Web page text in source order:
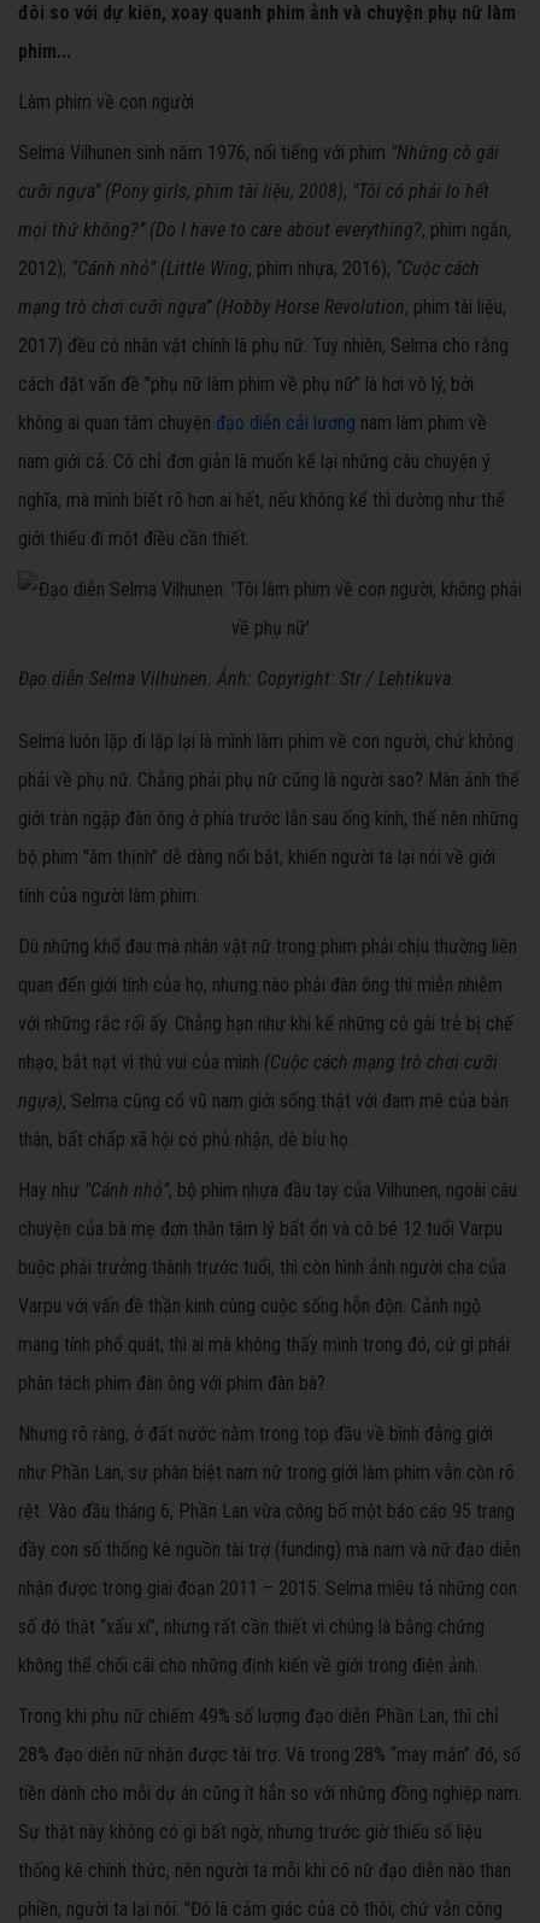
đôi so với dự kiến, xoay quanh phim ảnh và chuyện phụ nữ làm
phim...
Làm phim về con người
Selma Vilhunen sinh năm 1976, nổi tiếng với phim "Những cô gái
cưỡi ngựa” (Pony girls, phim tài liệu, 2008), "Tôi có phải lo hết
mọi thứ không?” (Do I have to care about everything?, phim ngắn,
2012), “Cánh nhỏ” (Little Wing, phim nhựa, 2016), “Cuộc cách
mạng trò chơi cưỡi ngựa” (Hobby Horse Revolution, phim tài liệu,
2017) đều có nhân vật chính là phụ nữ. Tuy nhiên, Selma cho rằng
cách đặt vấn đề "phụ nữ làm phim về phụ nữ” là hơi vô lý, bởi
không ai quan tâm chuyện đạo diễn cải lương nam làm phim về
nam giới cả. Cô chỉ đơn giản là muốn kể lại những câu chuyện ý
nghĩa, mà mình biết rõ hơn ai hết, nếu không kể thì dường như thế
giới thiếu đi một điều cần thiết.
Đạo diễn Selma Vilhunen. Ảnh: Copyright: Str / Lehtikuva.
Selma luôn lặp đi lặp lại là mình làm phim về con người, chứ không
phải về phụ nữ. Chẳng phải phụ nữ cũng là người sao? Màn ảnh thế
giới tràn ngập đàn ông ở phía trước lẫn sau ống kính, thế nên những
bộ phim "âm thịnh” dễ dàng nổi bật, khiến người ta lại nói về giới
tính của người làm phim.
Dù những khổ đau mà nhân vật nữ trong phim phải chịu thường liên
quan đến giới tính của họ, nhưng nào phải đàn ông thì miễn nhiễm
với những rắc rối ấy. Chẳng hạn như khi kể những cô gái trẻ bị chế
nhạo, bắt nạt vì thú vui của mình (Cuộc cách mạng trò chơi cưỡi
ngựa), Selma cũng cổ vũ nam giới sống thật với đam mê của bản
thân, bất chấp xã hội có phủ nhận, dè bỉu họ.
Hay như "Cánh nhỏ”, bộ phim nhựa đầu tay của Vilhunen, ngoài câu
chuyện của bà mẹ đơn thân tâm lý bất ổn và cô bé 12 tuổi Varpu
buộc phải trưởng thành trước tuổi, thì còn hình ảnh người cha của
Varpu với vấn đề thần kinh cùng cuộc sống hỗn độn. Cảnh ngộ
mang tính phổ quát, thì ai mà không thấy mình trong đó, cứ gì phải
phân tách phim đàn ông với phim đàn bà?
Nhưng rõ ràng, ở đất nước nằm trong top đầu về bình đẳng giới
như Phần Lan, sự phân biệt nam nữ trong giới làm phim vẫn còn rõ
rệt. Vào đầu tháng 6, Phần Lan vừa công bố một báo cáo 95 trang
đầy con số thống kê nguồn tài trợ (funding) mà nam và nữ đạo diễn
nhận được trong giai đoạn 2011 – 2015. Selma miêu tả những con
số đó thật “xấu xí”, nhưng rất cần thiết vì chúng là bằng chứng
không thể chối cãi cho những định kiến về giới trong điện ảnh.
Trong khi phụ nữ chiếm 49% số lượng đạo diễn Phần Lan, thì chỉ
28% đạo diễn nữ nhận được tài trợ. Và trong 28% “may mắn” đó, số
tiền dành cho mỗi dự án cũng ít hẳn so với những đồng nghiệp nam.
Sự thật này không có gì bất ngờ, nhưng trước giờ thiếu số liệu
thống kê chính thức, nên người ta mỗi khi có nữ đạo diễn nào than
phiền, người ta lại nói: "Đó là cảm giác của cô thôi, chứ vẫn công